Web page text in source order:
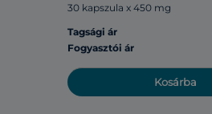
30 kapszula x 450 mg
Tagsági ár
Fogyasztói ár
Kosárba